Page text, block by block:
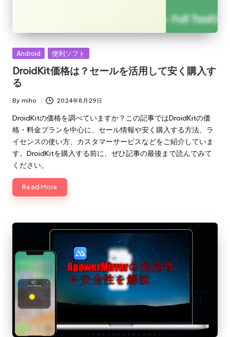
Posted
Android 便利ソフト
DroidKit価格は？セールを活用して安く購入す
る
Posted
by
By miho 2024年8月29日
DroidKitの価格を調べていますか？この記事ではDroidKitの価
格・料金プランを中心に、セール情報や安く購入する方法、ラ
イセンスの使い方、カスタマーサービスなどをご紹介していま
す。DroidKitを購入する前に、ぜひ記事の最後まで読んでみて
ください。
Read More